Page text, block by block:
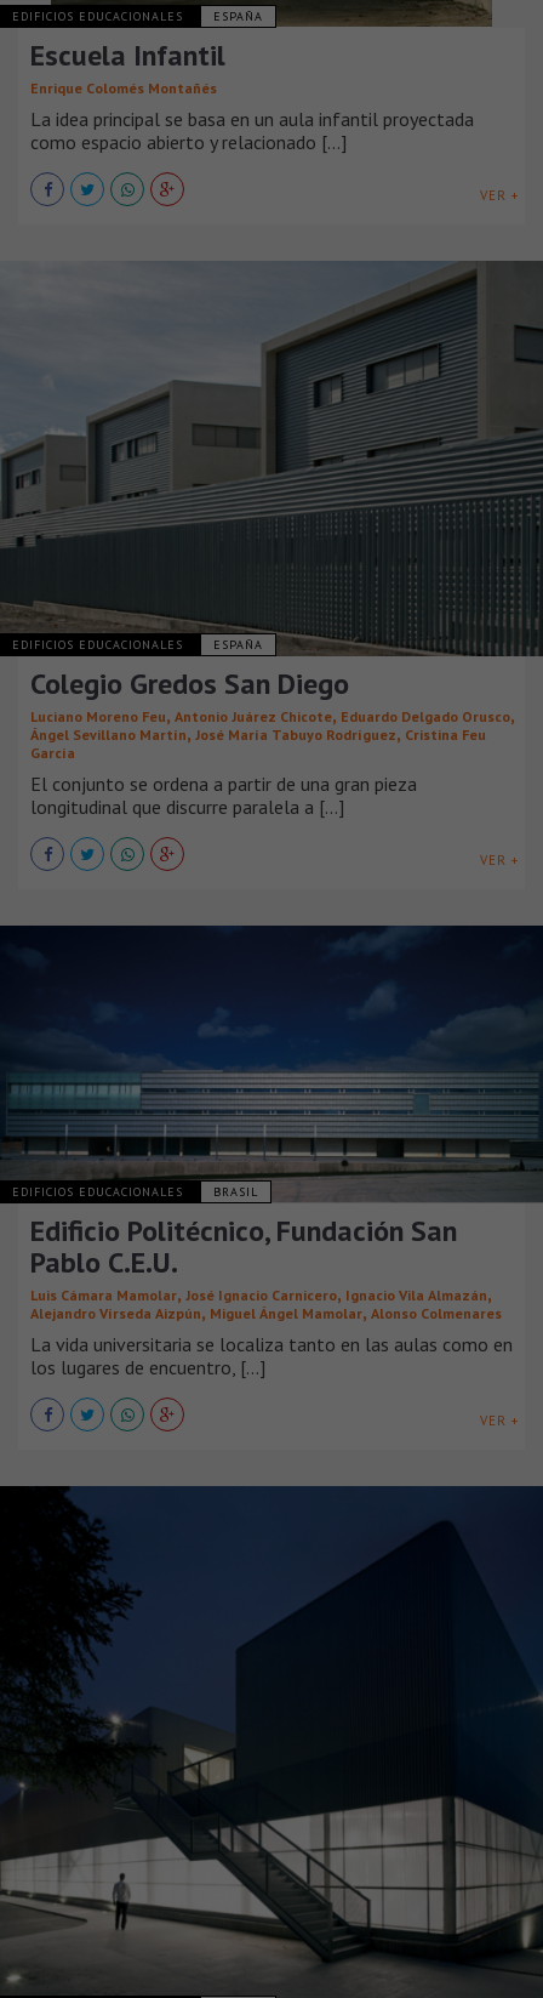
EDIFICIOS EDUCACIONALES ESPAÑA
Escuela Infantil
Enrique Colomés Montañés
La idea principal se basa en un aula infantil proyectada
como espacio abierto y relacionado [...]
VER +
EDIFICIOS EDUCACIONALES ESPAÑA
Colegio Gredos San Diego
Luciano Moreno Feu, Antonio Juárez Chicote, Eduardo Delgado Orusco,
Ángel Sevillano Martín, José María Tabuyo Rodríguez, Cristina Feu
García
El conjunto se ordena a partir de una gran pieza
longitudinal que discurre paralela a [...]
VER +
EDIFICIOS EDUCACIONALES BRASIL
Edificio Politécnico, Fundación San
Pablo C.E.U.
Luis Cámara Mamolar, José Ignacio Carnicero, Ignacio Vila Almazán,
Alejandro Vírseda Aizpún, Miguel Ángel Mamolar, Alonso Colmenares
La vida universitaria se localiza tanto en las aulas como en
los lugares de encuentro, [...]
VER +